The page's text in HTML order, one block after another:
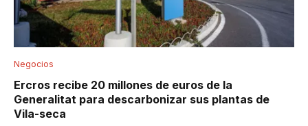
Negocios
Ercros recibe 20 millones de euros de la
Generalitat para descarbonizar sus plantas de
Vila-seca